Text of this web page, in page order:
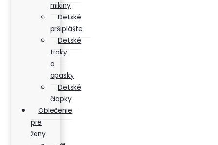
mikiny
Detské
pršiplášte
Detské
traky
a
opasky
Detské
čiapky
Oblečenie
pre
ženy